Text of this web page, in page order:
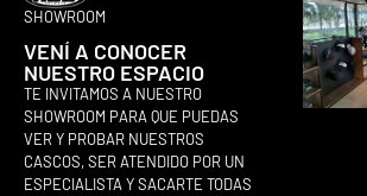
SHOWROOM
VENÍ A CONOCER
NUESTRO ESPACIO
TE INVITAMOS A NUESTRO
SHOWROOM PARA QUE PUEDAS
VER Y PROBAR NUESTROS
CASCOS, SER ATENDIDO POR UN
ESPECIALISTA Y SACARTE TODAS